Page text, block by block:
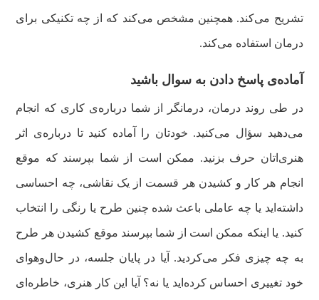
تشریح می‌کند. همچنین مشخص می‌کند که از چه تکنیکی برای
درمان استفاده می‌کند.
آماده‌ی پاسخ دادن به سوال باشید
در طی روند درمان، درمانگر از شما درباره‌ی کاری که انجام
می‌دهید سؤال می‌کنید. خودتان را آماده کنید تا درباره‌ی اثر
هنری‌اتان حرف بزنید. ممکن است از شما بپرسند که موقع
انجام هر کار و کشیدن هر قسمت از یک نقاشی، چه احساسی
داشته‌اید یا چه عاملی باعث شده چنین طرح یا رنگی را انتخاب
کنید. یا اینکه ممکن است از شما بپرسند موقع کشیدن هر طرح
به چه چیزی فکر می‌کردید. آیا در پایان جلسه، در حال‌وهوای
خود تغییری احساس کرده‌اید یا نه؟ آیا این کار هنری، خاطره‌ای